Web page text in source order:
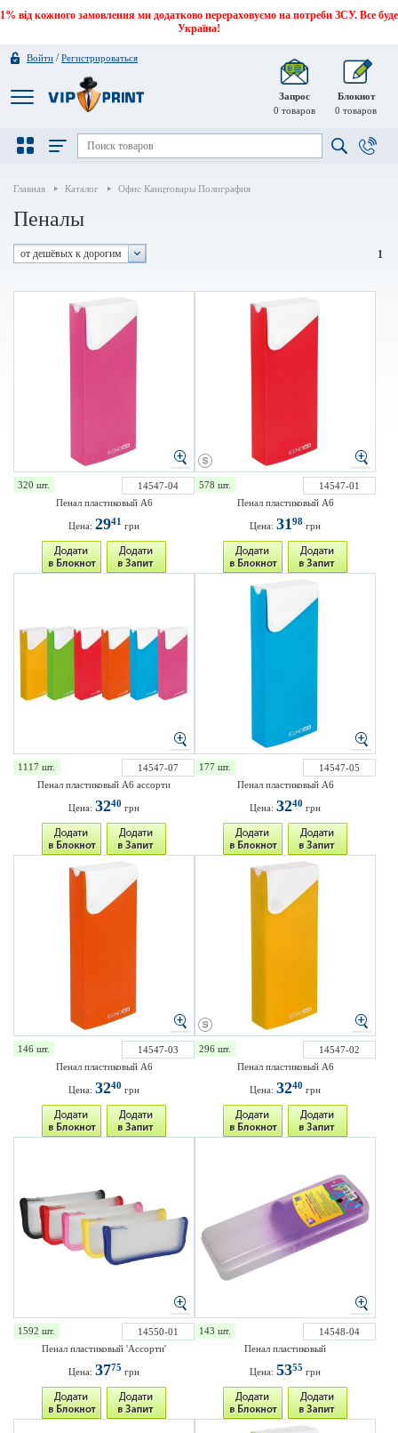
1% від кожного замовлення ми додатково перераховуємо на потреби ЗСУ. Все буде
Україна!
Войти /Регистрироваться
Запрос
0 товаров
Блокнот
0 товаров
Главная Каталог Офис Канцтовары Полиграфия
Пеналы
от дешёвых к дорогим 1
320 шт.
14547-04
Пенал пластиковый А6
Цена: 2941 грн
578 шт.
14547-01
Пенал пластиковый А6
Цена: 3198 грн
1117 шт.
14547-07
Пенал пластиковый А6 ассорти
Цена: 3240 грн
177 шт.
14547-05
Пенал пластиковый А6
Цена: 3240 грн
146 шт.
14547-03
Пенал пластиковый А6
Цена: 3240 грн
296 шт.
14547-02
Пенал пластиковый А6
Цена: 3240 грн
1592 шт.
14550-01
Пенал пластиковый 'Ассорти'
Цена: 3775 грн
143 шт.
14548-04
Пенал пластиковый
Цена: 5355 грн